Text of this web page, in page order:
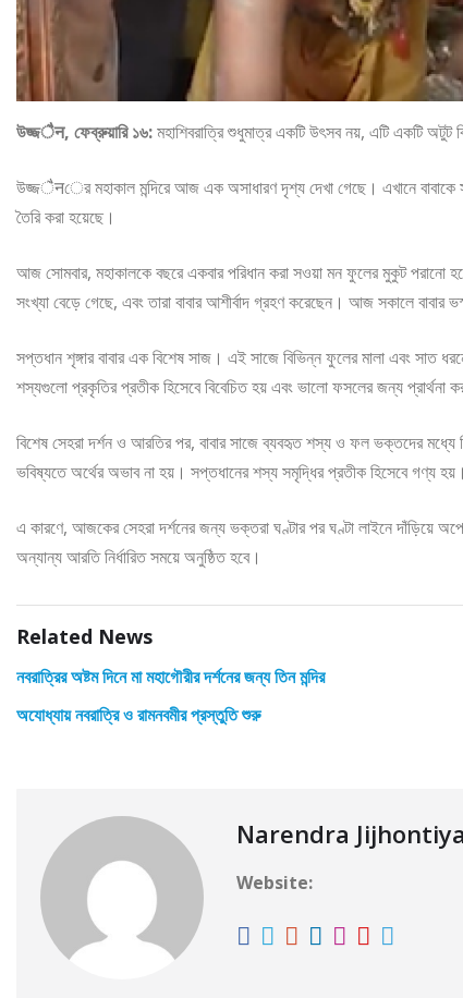
উজ্জैन, ফেব্রুয়ারি ১৬:মহাশিবরাত্রি শুধুমাত্র একটি উৎসব নয়, এটি একটি অটুট
উজ্জैनের মহাকাল মন্দিরে আজ এক অসাধারণ দৃশ্য দেখা গেছে। এখানে বাবাকে
তৈরি করা হয়েছে।
আজ সোমবার, মহাকালকে বছরে একবার পরিধান করা সওয়া মন ফুলের মুকুট পরানো
সংখ্যা বেড়ে গেছে, এবং তারা বাবার আশীর্বাদ গ্রহণ করেছেন। আজ সকালে বাবার
সপ্তধান শৃঙ্গার বাবার এক বিশেষ সাজ। এই সাজে বিভিন্ন ফুলের মালা এবং
শস্যগুলো প্রকৃতির প্রতীক হিসেবে বিবেচিত হয় এবং ভালো ফসলের জন্য প্রার্থনা
বিশেষ সেহরা দর্শন ও আরতির পর, বাবার সাজে ব্যবহৃত শস্য ও ফল ভক্তদের মধ্যে
ভবিষ্যতে অর্থের অভাব না হয়। সপ্তধানের শস্য সমৃদ্ধির প্রতীক হিসেবে গণ্য হয়।
এ কারণে, আজকের সেহরা দর্শনের জন্য ভক্তরা ঘণ্টার পর ঘণ্টা লাইনে দাঁড়িয়ে
অন্যান্য আরতি নির্ধারিত সময়ে অনুষ্ঠিত হবে।
Related News
নবরাত্রির অষ্টম দিনে মা মহাগৌরীর দর্শনের জন্য তিন মন্দির
অযোধ্যায় নবরাত্রি ও রামনবমীর প্রস্তুতি শুরু
Narendra Jijhontiya
Website: